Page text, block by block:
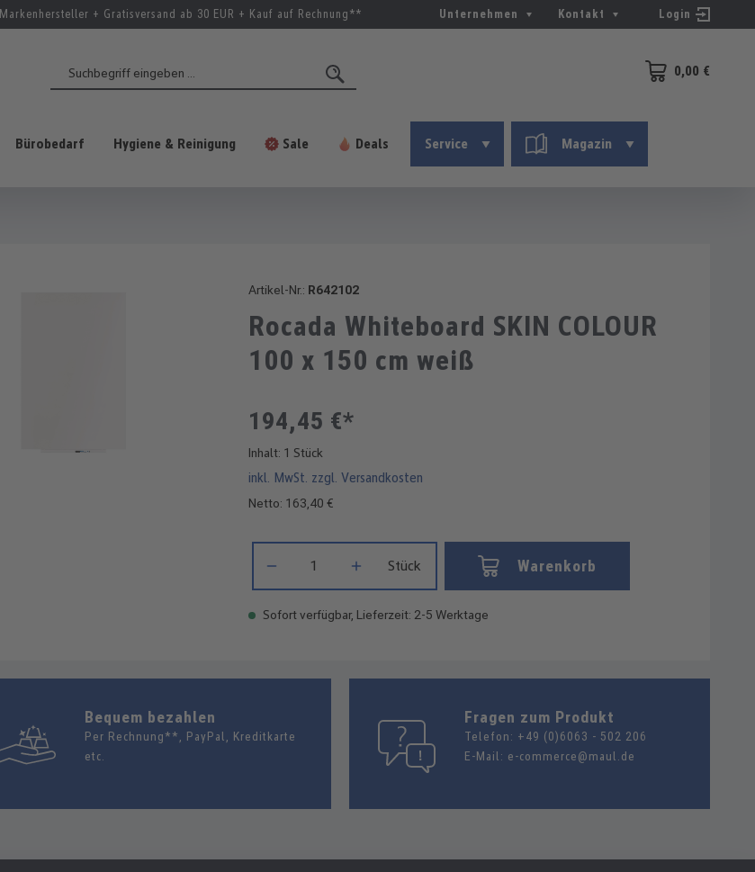
+ Gratisversand ab 30 EUR + Kauf auf Rechnung** Unternehmen Kontakt Login
0,00 €
Warenkorb
Bürobedarf Hygiene & Reinigung Sale Service Magazin
Deals
Artikel-Nr.: R642102
Rocada Whiteboard SKIN COLOUR
100 x 150 cm weiß
194,45 €*
Inhalt: 1 Stück
inkl. MwSt. zzgl. Versandkosten
Netto: 163,40 €
Stück Warenkorb
Sofort verfügbar, Lieferzeit: 2-5 Werktage
Bequem bezahlen
Per Rechnung**, PayPal, Kreditkarte
etc.
Fragen zum Produkt
Telefon: +49 (0)6063 - 502 206
E-Mail: e-commerce@maul.de